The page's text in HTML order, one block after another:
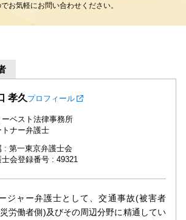
お気軽にお問い合わせください。
孝久プロフィール
ーベスト法律事務所
トナー弁護士
: 第一東京弁護士会
会登録番号 : 49321
ジャー弁護士として、交通事故(被害者
労働者側)及びその周辺分野に精通してい